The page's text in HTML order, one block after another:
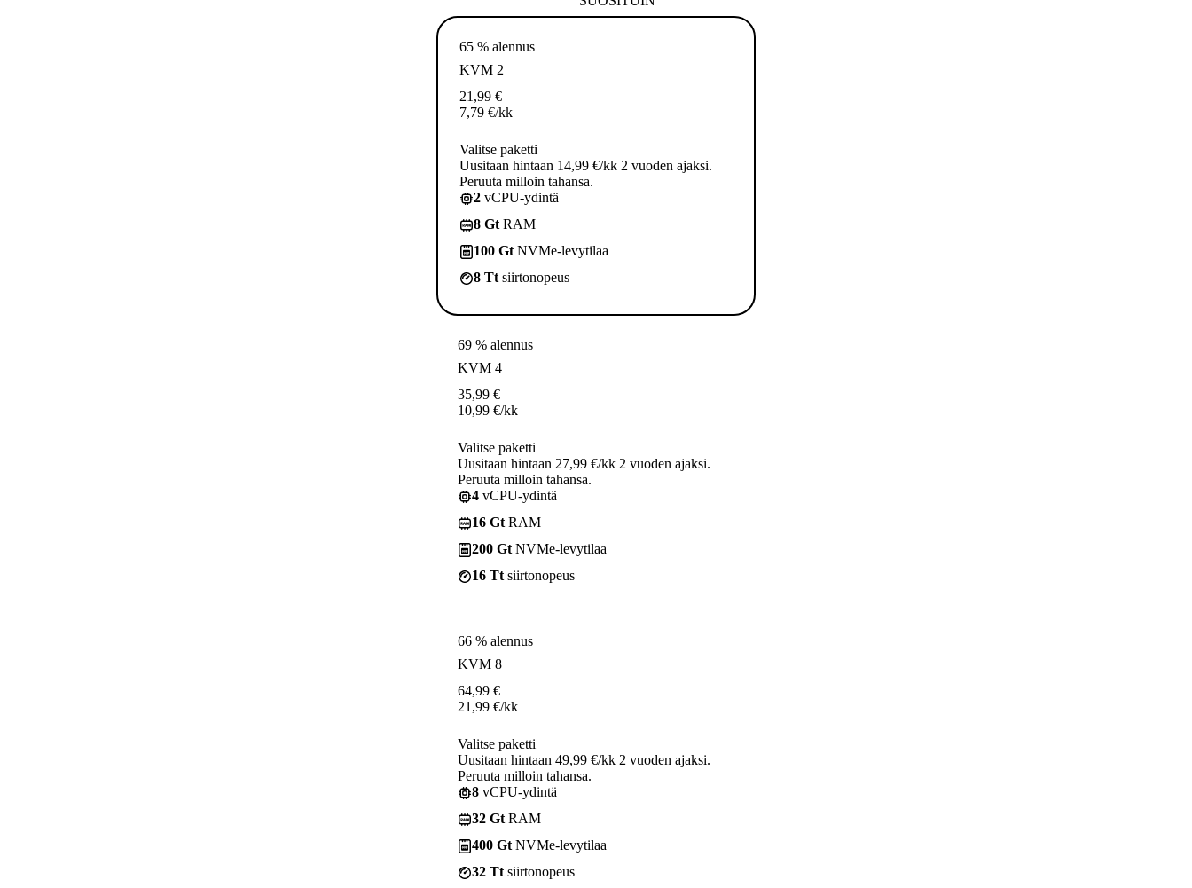
65 % alennus
KVM 2
21,99 €
7,79 €/kk
Valitse paketti
Uusitaan hintaan 14,99 €/kk 2 vuoden ajaksi.
Peruuta milloin tahansa.
2 vCPU-ydintä
8 Gt RAM
100 Gt NVMe-levytilaa
8 Tt siirtonopeus
69 % alennus
KVM 4
35,99 €
10,99 €/kk
Valitse paketti
Uusitaan hintaan 27,99 €/kk 2 vuoden ajaksi.
Peruuta milloin tahansa.
4 vCPU-ydintä
16 Gt RAM
200 Gt NVMe-levytilaa
16 Tt siirtonopeus
66 % alennus
KVM 8
64,99 €
21,99 €/kk
Valitse paketti
Uusitaan hintaan 49,99 €/kk 2 vuoden ajaksi.
Peruuta milloin tahansa.
8 vCPU-ydintä
32 Gt RAM
400 Gt NVMe-levytilaa
32 Tt siirtonopeus